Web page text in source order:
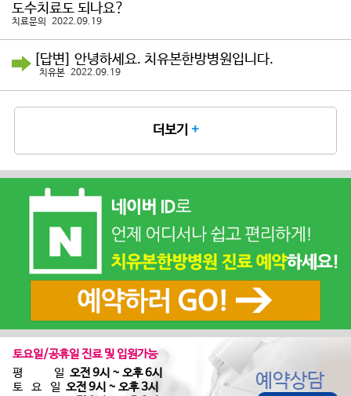
도수치료도 되나요?
치료문의 2022.09.19
[답변] 안녕하세요. 치유본한방병원입니다.
치유본 2022.09.19
더보기 +
토요일/공휴일 진료 및 입원가능
평 일 오전 9시 ~ 오후 6시
토 요 일 오전 9시 ~ 오후 3시
예약상담